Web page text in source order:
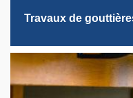
Travaux de